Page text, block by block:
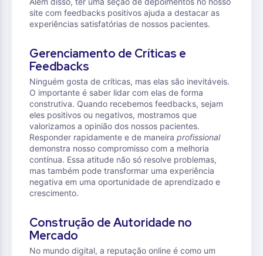
site com feedbacks positivos ajuda a destacar as
experiências satisfatórias de nossos pacientes.
Gerenciamento de Críticas e
Feedbacks
Ninguém gosta de críticas, mas elas são inevitáveis.
O importante é saber lidar com elas de forma
construtiva. Quando recebemos feedbacks, sejam
eles positivos ou negativos, mostramos que
valorizamos a opinião dos nossos pacientes.
Responder rapidamente e de maneira profissional
demonstra nosso compromisso com a melhoria
contínua. Essa atitude não só resolve problemas,
mas também pode transformar uma experiência
negativa em uma oportunidade de aprendizado e
crescimento.
Construção de Autoridade no
Mercado
No mundo digital, a reputação online é como um